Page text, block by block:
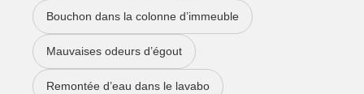
Bouchon dans la colonne d’immeuble
Mauvaises odeurs d’égout
Remontée d’eau dans le lavabo